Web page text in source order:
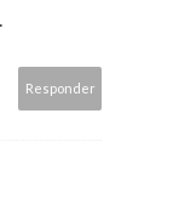
Responder